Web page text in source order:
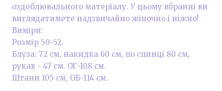
оздоблювального матеріалу. У цьому вбранні ви
виглядатимете надзвичайно жіночно і ніжно!
Виміри:
Розмір 50-52.
Блуза: 72 см, накидка 60 см, по спинці 80 см,
рукав - 47 см. ОГ-108 см.
Штани 105 см, ОБ-114 см.